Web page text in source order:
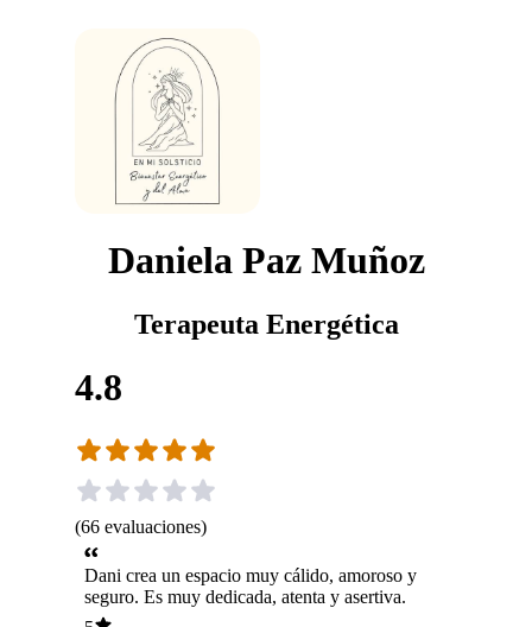
Daniela Paz Muñoz
Terapeuta Energética
4.8
(66 evaluaciones)
Dani crea un espacio muy cálido, amoroso y
seguro. Es muy dedicada, atenta y asertiva.